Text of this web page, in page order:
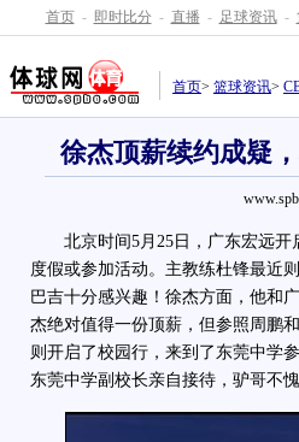
首页 - 即时比分 - 直播 - 足球资讯 -
首页> 篮球资讯>
徐杰顶薪续约成疑
北京时间5月25日，广东宏远开
度假或参加活动。主教练杜锋最近
巴吉十分感兴趣！徐杰方面，他和
杰绝对值得一份顶薪，但参照周鹏
则开启了校园行，来到了东莞中学
东莞中学副校长亲自接待，驴哥不